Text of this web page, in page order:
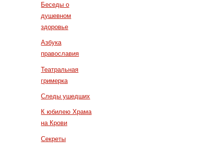
Беседы о
душевном
здоровье
Азбука
православия
Театральная
гримерка
Следы ушедших
К юбилею Храма
на Крови
Секреты